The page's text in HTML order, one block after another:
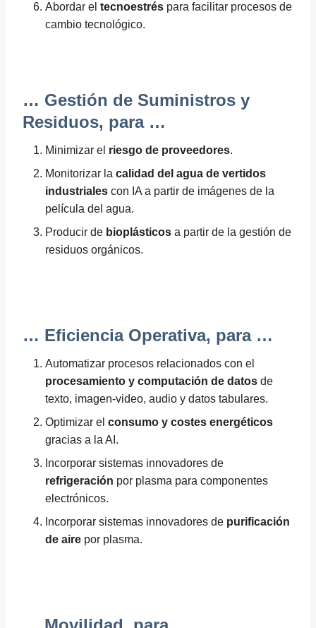
Abordar el tecnoestrés para facilitar procesos de
cambio tecnológico.
… Gestión de Suministros y
Residuos, para …
Minimizar el riesgo de proveedores.
Monitorizar la calidad del agua de vertidos
industriales con IA a partir de imágenes de la
película del agua.
Producir de bioplásticos a partir de la gestión de
residuos orgánicos.
… Eficiencia Operativa, para …
Automatizar procesos relacionados con el
procesamiento y computación de datos de
texto, imagen-video, audio y datos tabulares.
Optimizar el consumo y costes energéticos
gracias a la AI.
Incorporar sistemas innovadores de
refrigeración por plasma para componentes
electrónicos.
Incorporar sistemas innovadores de purificación
de aire por plasma.